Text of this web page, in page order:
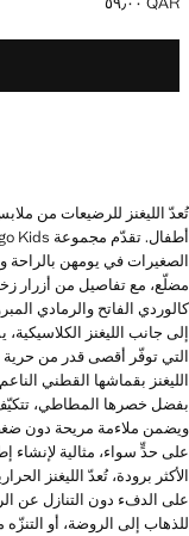
السعر الحالي [QAR ٥٩٫٠٠ ]
تُعدّ الليغنز للرضيعات من
الصغيرات في يومهن بالراحة
مضلّع، مع تفاصيل من أزرار
كالوردي الفاتح والرمادي
إلى جانب الليغنز
التي توفّر أقصى قدر من حرية
الليغنز بقماشها القطني
بفضل خصرها المطاطي،
ويضمن ملاءمة مريحة دون
على حدٍّ سواء، مثالية لإنشاء
على الدفء دون التنازل عن
للذهاب إلى الروضة، أو التنزّه